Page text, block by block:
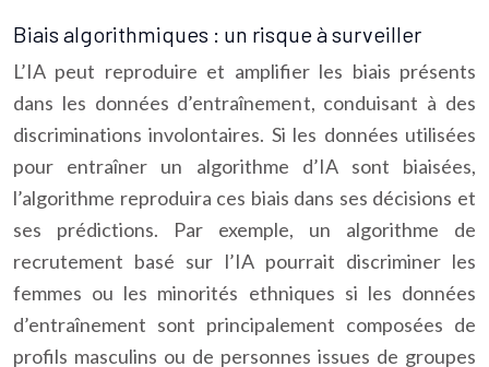
Biais algorithmiques : un risque à surveiller
L’IA peut reproduire et amplifier les biais présents
dans les données d’entraînement, conduisant à des
discriminations involontaires. Si les données utilisées
pour entraîner un algorithme d’IA sont biaisées,
l’algorithme reproduira ces biais dans ses décisions et
ses prédictions. Par exemple, un algorithme de
recrutement basé sur l’IA pourrait discriminer les
femmes ou les minorités ethniques si les données
d’entraînement sont principalement composées de
profils masculins ou de personnes issues de groupes